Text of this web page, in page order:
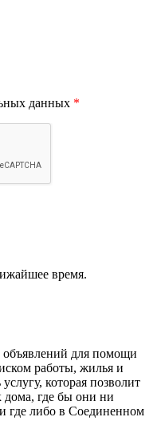
данных *
время.
объявлений для помощи
работы, жилья и
которая позволит
дома, где бы они ни
где либо в Соединенном